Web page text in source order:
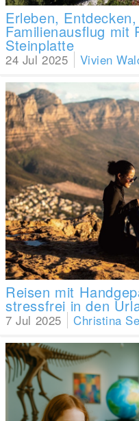
24 Jul 2025 Vivien
Erleben,
Familienausflug mit
Steinplatte
7 Jul 2025 Christina
Reisen mit
stressfrei in den